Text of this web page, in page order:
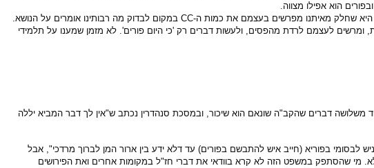
הוא אפילו מצווה.
היא שחלק מאיתנו מפרשים בעצמם את כמות ה-CC במקום לבדוק מה רבותינו אומרים על הנושא.
לעצמם לרדת מהפסים, ולעשות דברים רק 'כי היום פורים'. לא מזמן שמענו על תלמידי
משלושה דברים שהקב"ה שונאם הוא שיכור, ובמסכת סנהדרין נכתב ש"אין לך דבר המביא יללה
בפוריא (חייב איש להתבשם בפורים) עד דלא ידע בין ארור המן לברוך מרדכי", אבל
מי שהסתפק במשפט הזה לא קרא בוודאי את דברי חז"ל במקומות אחרים ואת הפירושים